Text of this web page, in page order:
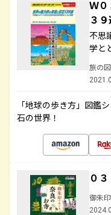
Ｗ
３
不思
学と
旅の
「地球の歩き方」図鑑
石の世界！
０
御朱印